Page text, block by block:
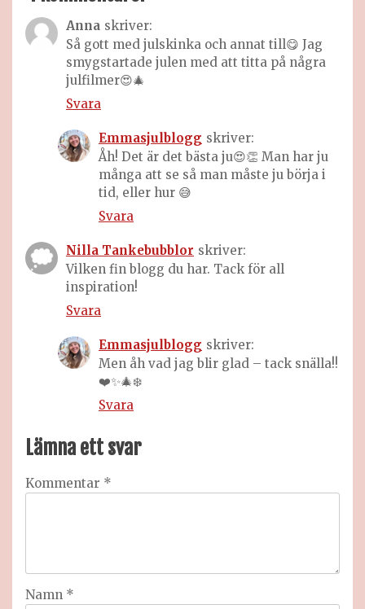
Anna skriver:
Så gott med julskinka och annat till😋 Jag
smygstartade julen med att titta på några
julfilmer😍🎄
Svara
Emmasjulblogg skriver:
Åh! Det är det bästa ju😍👏 Man har ju
många att se så man måste ju börja i
tid, eller hur 😅
Svara
Nilla Tankebubblor skriver:
Vilken fin blogg du har. Tack för all
inspiration!
Svara
Emmasjulblogg skriver:
Men åh vad jag blir glad – tack snälla!!
❤️✨🎄❄️
Svara
Lämna ett svar
Kommentar *
Namn *